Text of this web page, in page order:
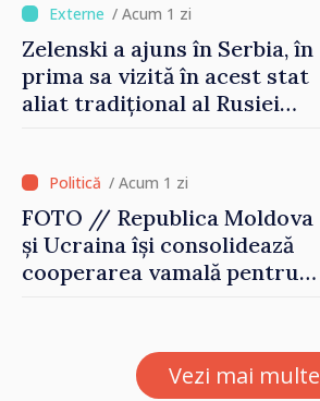
/ Acum 1 zi
Zelenski a ajuns în Serbia, în
prima sa vizită în acest stat
aliat tradițional al Rusiei
/ Acum 1 zi
FOTO // Republica Moldova
și Ucraina își consolidează
cooperarea vamală pentru
Reuniune la Moghiliov-
Vezi mai multe